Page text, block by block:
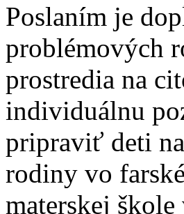
Poslaním je
problémových
prostredia na
individuálnu
pripraviť deti
rodiny vo
materskej